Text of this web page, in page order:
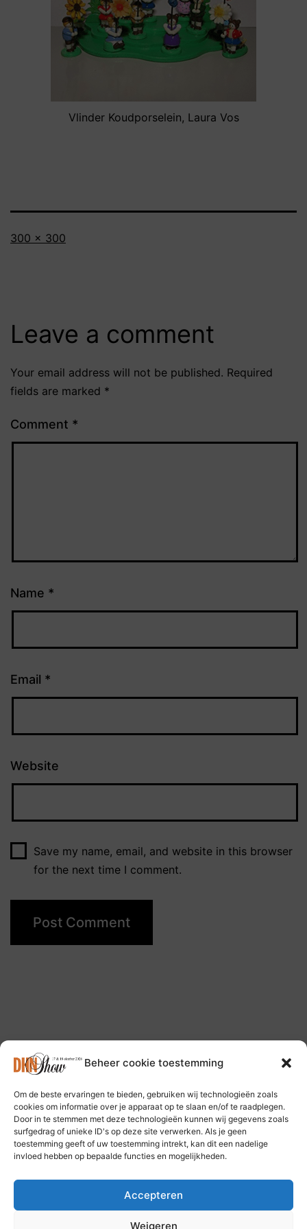
Beheer cookie toestemming
Om de beste ervaringen te bieden, gebruiken wij technologieën zoals
cookies om informatie over je apparaat op te slaan en/of te raadplegen.
Door in te stemmen met deze technologieën kunnen wij gegevens zoals
surfgedrag of unieke ID's op deze site verwerken. Als je geen
toestemming geeft of uw toestemming intrekt, kan dit een nadelige
invloed hebben op bepaalde functies en mogelijkheden.
Accepteren
Weigeren
Vlinder Koudporselein, Laura Vos
Full
300 × 300
Leave a comment
Your email address will not be published. Required
fields are marked *
Comment *
Name *
Email *
Website
Save my name, email, and website in this browser
for the next time I comment.
Follow us on: Bluesky Social Media